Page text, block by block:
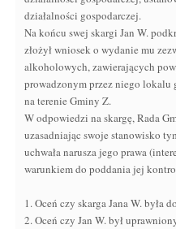
działalności gospodarczej.
Na końcu swej skargi Jan W.
złożył wniosek o wydanie mu
alkoholowych, zawierających
prowadzonym przez niego
na terenie Gminy Z.
W odpowiedzi na skargę, Rada
uzasadniając swoje stanowisko
uchwała narusza jego prawa
warunkiem do poddania jej
1. Oceń czy skarga Jana W. była
2. Oceń czy Jan W. był